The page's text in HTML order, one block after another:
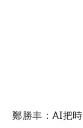
鄭勝丰：AI把